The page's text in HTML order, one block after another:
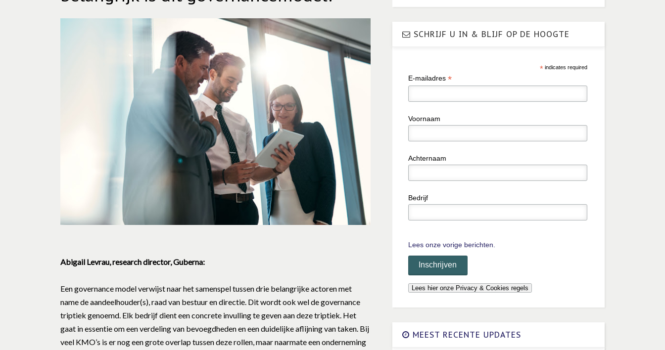
Abigail Levrau, research director, Guberna:
Een governance model verwijst naar het samenspel tussen drie belangrijke actoren met
name de aandeelhouder(s), raad van bestuur en directie. Dit wordt ook wel de governance
triptiek genoemd. Elk bedrijf dient een concrete invulling te geven aan deze triptiek. Het
gaat in essentie om een verdeling van bevoegdheden en een duidelijke aflijning van taken. Bij
veel KMO’s is er nog een grote overlap tussen deze rollen, maar naarmate een onderneming
SCHRIJF U IN & BLIJF OP DE HOOGTE
*indicates required
E-mailadres *
Voornaam
Achternaam
Bedrijf
Lees onze vorige berichten.
MEEST RECENTE UPDATES